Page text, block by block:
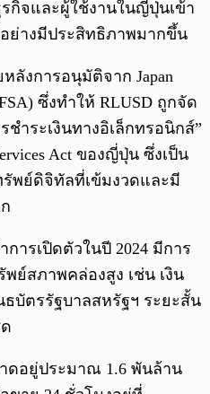
กิจและผู้ใช้งานในญี่ปุ่นเข้า
ย่างมีประสิทธิภาพมากขึ้น
ลังการอนุมัติจาก Japan
ซึ่งทำให้ RLUSD ถูกจัด
ำระเงินทางอิเล็กทรอนิกส์”
Act ของญี่ปุ่น ซึ่งเป็น
พย์ดิจิทัลที่เข้มงวดและมี
การเปิดตัวในปี 2024 มีการ
ย์สภาพคล่องสูง เช่น เงิน
บัตรรัฐบาลสหรัฐฯ ระยะสั้น
ดอยู่ประมาณ 1.6 พันล้าน